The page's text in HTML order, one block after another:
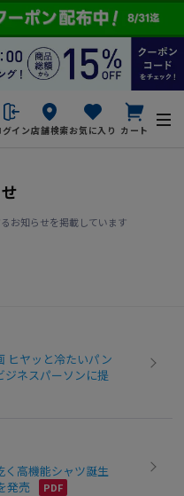
グイン店舗検索お気に入り カート
お知らせを掲載しています
ヒヤッと冷たいパン
ネスパーソンに提
高機能シャツ誕生
発売